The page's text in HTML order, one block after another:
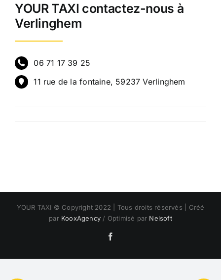
YOUR TAXI contactez-nous à
Verlinghem
06 71 17 39 25
11 rue de la fontaine, 59237 Verlinghem
YOUR TAXI © Copyright 2022 | Tous droits réservés | Créé
par KooxAgency / Optimisé par Nelsoft